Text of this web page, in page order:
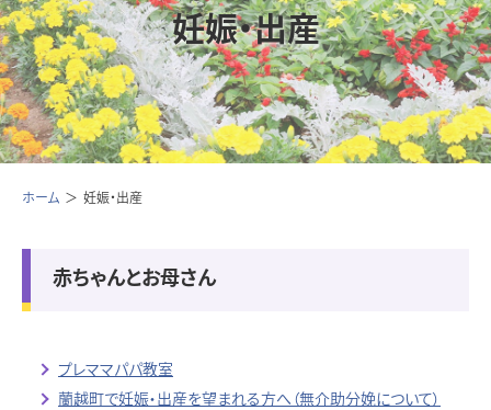
妊娠・出産
ホーム 妊娠・出産
赤ちゃんとお母さん
プレママパパ教室
蘭越町で妊娠・出産を望まれる方へ（無介助分娩について）